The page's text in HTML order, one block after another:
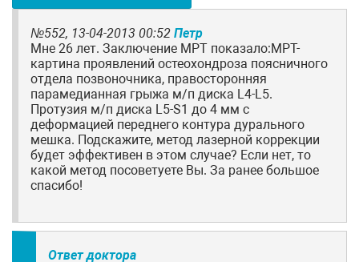
№552, 13-04-2013 00:52 Петр
Мне 26 лет. Заключение МРТ показало:МРТ-
картина проявлений остеохондроза поясничного
отдела позвоночника, правосторонняя
парамедианная грыжа м/п диска L4-L5.
Протузия м/п диска L5-S1 до 4 мм с
деформацией переднего контура дурального
мешка. Подскажите, метод лазерной коррекции
будет эффективен в этом случае? Если нет, то
какой метод посоветуете Вы. За ранее большое
спасибо!
Ответ доктора